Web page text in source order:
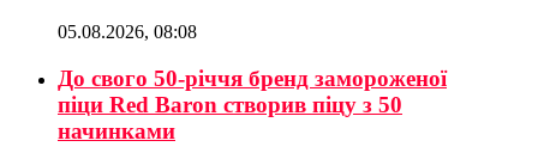
05.08.2026, 08:08
До свого 50-річчя бренд замороженої
піци Red Baron створив піцу з 50
начинками